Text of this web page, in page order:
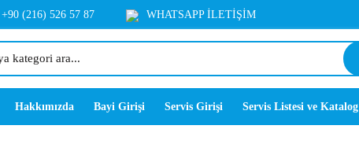
+90 (216) 526 57 87 WHATSAPP İLETİŞİM
Hakkımızda Bayi Girişi Servis Girişi Servis Listesi ve Katalog